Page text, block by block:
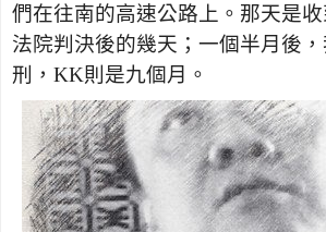
們在往南的高速公路上。那天是
法院判決後的幾天；一個半月後
刑， KK則是九個月。